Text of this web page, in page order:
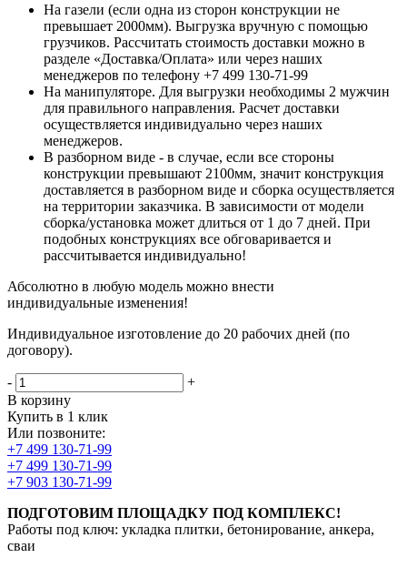
На газели (если одна из сторон конструкции не
превышает 2000мм). Выгрузка вручную с помощью
грузчиков. Рассчитать стоимость доставки можно в
разделе «Доставка/Оплата» или через наших
менеджеров по телефону +7 499 130-71-99
На манипуляторе. Для выгрузки необходимы 2 мужчин
для правильного направления. Расчет доставки
осуществляется индивидуально через наших
менеджеров.
В разборном виде - в случае, если все стороны
конструкции превышают 2100мм, значит конструкция
доставляется в разборном виде и сборка осуществляется
на территории заказчика. В зависимости от модели
сборка/установка может длиться от 1 до 7 дней. При
подобных конструкциях все обговаривается и
рассчитывается индивидуально!
Абсолютно в любую модель можно внести
индивидуальные изменения!
Индивидуальное изготовление до 20 рабочих дней (по
договору).
-
+
В корзину
Купить в 1 клик
Или позвоните:
+7 499 130-71-99
+7 499 130-71-99
+7 903 130-71-99
ПОДГОТОВИМ ПЛОЩАДКУ ПОД КОМПЛЕКС!
Работы под ключ: укладка плитки, бетонирование, анкера,
сваи